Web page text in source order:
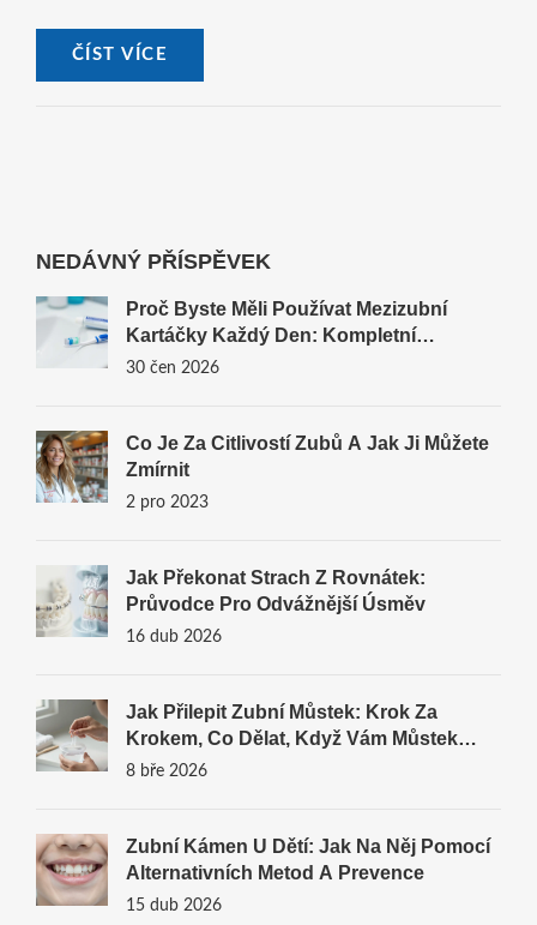
tady. Připojte se ke mně ve snaze najít nejlepší řešení proti
zubní bolesti!
ČÍST VÍCE
NEDÁVNÝ PŘÍSPĚVEK
Proč Byste Měli Používat Mezizubní
Kartáčky Každý Den: Kompletní
Průvodce
30 čen 2026
Co Je Za Citlivostí Zubů A Jak Ji Můžete
Zmírnit
2 pro 2023
Jak Překonat Strach Z Rovnátek:
Průvodce Pro Odvážnější Úsměv
16 dub 2026
Jak Přilepit Zubní Můstek: Krok Za
Krokem, Co Dělat, Když Vám Můstek
Spadl
8 bře 2026
Zubní Kámen U Dětí: Jak Na Něj Pomocí
Alternativních Metod A Prevence
15 dub 2026